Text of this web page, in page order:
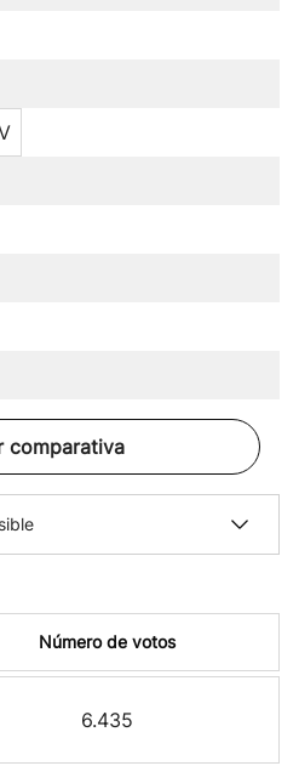
comparativa
Número de votos
6.435